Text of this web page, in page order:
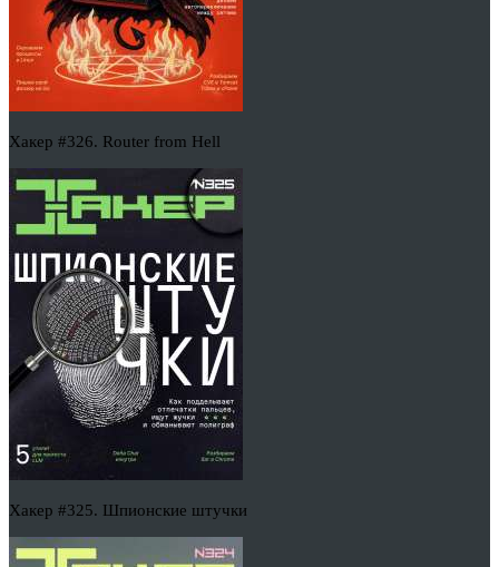
Хакер #326. Router from Hell
Хакер #325. Шпионские штучки